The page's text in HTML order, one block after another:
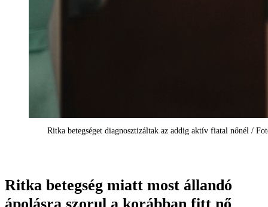
Ritka betegséget diagnosztizáltak az addig aktív fiatal nőnél /
Ritka betegség miatt most állandó